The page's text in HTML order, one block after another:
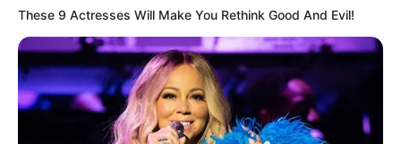
These 9 Actresses Will Make You Rethink Good And Evil!